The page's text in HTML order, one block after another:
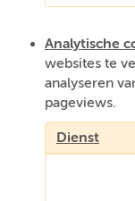
Analytische
websites te
analyseren
pageviews.
Dienst